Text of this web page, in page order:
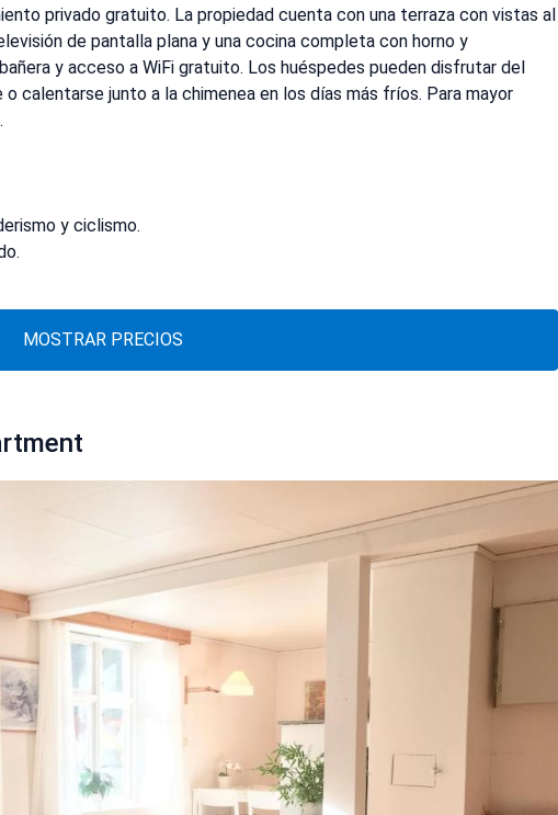
privado gratuito. La propiedad cuenta con una terraza con vistas al
de pantalla plana y una cocina completa con horno y
y acceso a WiFi gratuito. Los huéspedes pueden disfrutar del
calentarse junto a la chimenea en los días más fríos. Para mayor
y ciclismo.
MOSTRAR PRECIOS